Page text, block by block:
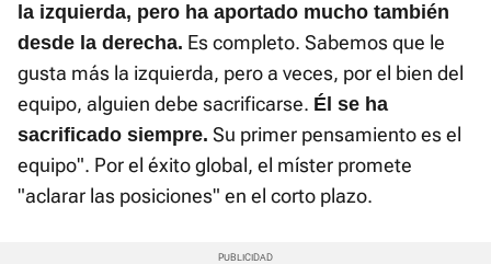
la izquierda, pero ha aportado mucho también
desde la derecha. Es completo. Sabemos que le
gusta más la izquierda, pero a veces, por el bien del
equipo, alguien debe sacrificarse. Él se ha
sacrificado siempre. Su primer pensamiento es el
equipo". Por el éxito global, el míster promete
"aclarar las posiciones" en el corto plazo.